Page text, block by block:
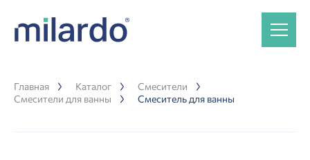
Главная Каталог
Смесители
Смесители для ванны
Смеситель для ванны